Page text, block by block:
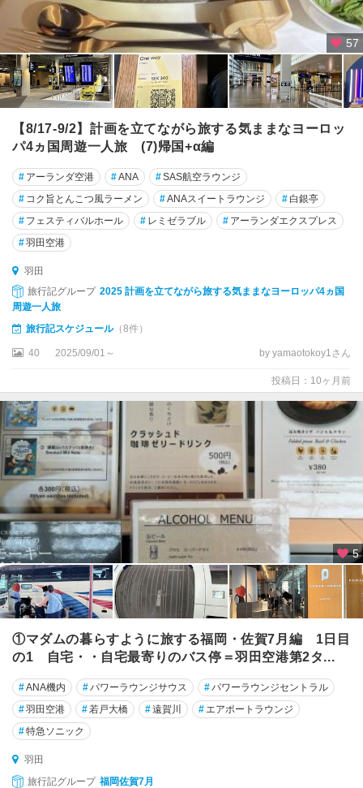
57
【8/17-9/2】計画を立てながら旅する気ままなヨーロッ
パ4ヵ国周遊一人旅 (7)帰国+α編
# アーランダ空港 #ANA #SAS航空ラウンジ
# コク旨とんこつ風ラーメン #ANAスイートラウンジ # 白銀亭
# フェスティバルホール # レミゼラブル # アーランダエクスプレス
#羽田空港
羽田
旅行記グループ 2025 計画を立てながら旅する気ままなヨーロッパ4ヵ国
周遊一人旅
旅行記スケジュール（8件）
40 2025/09/01～ by yamaotokoy1さん
投稿日：10ヶ月前
5
①マダムの暮らすように旅する福岡・佐賀7月編 1日目
の1 自宅・・自宅最寄りのバス停＝羽田空港第2タ...
#ANA機内 #パワーラウンジサウス #パワーラウンジセントラル
#羽田空港 #若戸大橋 #遠賀川 # エアポートラウンジ
#特急ソニック
羽田
旅行記グループ 福岡佐賀7月